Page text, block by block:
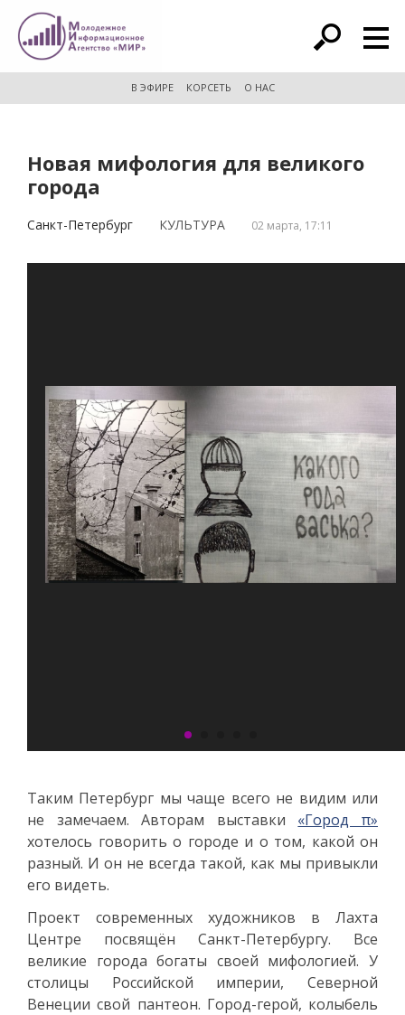
расширенный поиск
В ЭФИРЕ КОРСЕТЬ О НАС
Новая мифология для великого
города
Санкт-Петербург КУЛЬТУРА 02 марта, 17:11
Таким Петербург мы чаще всего не видим или
не замечаем. Авторам выставки «Город π»
хотелось говорить о городе и о том, какой он
разный. И он не всегда такой, как мы привыкли
его видеть.
Проект современных художников в Лахта
Центре посвящён Санкт-Петербургу. Все
великие города богаты своей мифологией. У
столицы Российской империи, Северной
Венеции свой пантеон. Город-герой, колыбель